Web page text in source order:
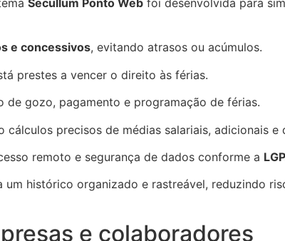
e concessivos, evitando atrasos ou acúmulos.
prestes a vencer o direito às férias.
de gozo, pagamento e programação de férias.
cálculos precisos de médias salariais, adicionais e
remoto e segurança de dados conforme a
um histórico organizado e rastreável, reduzindo
e colaboradores